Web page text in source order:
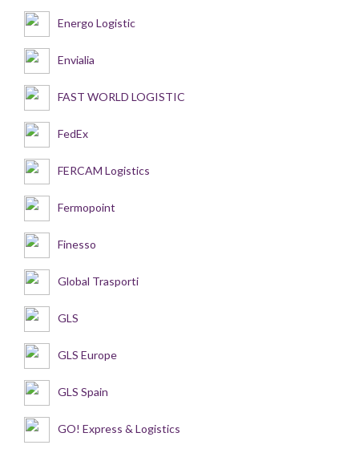
Energo Logistic
Envialia
FAST WORLD LOGISTIC
FedEx
FERCAM Logistics
Fermopoint
Finesso
Global Trasporti
GLS
GLS Europe
GLS Spain
GO! Express & Logistics